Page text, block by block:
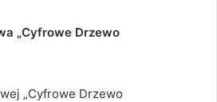
„Cyfrowe Drzewo
„Cyfrowe Drzewo